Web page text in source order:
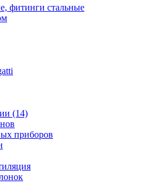
фитинги стальные
(14)
приборов